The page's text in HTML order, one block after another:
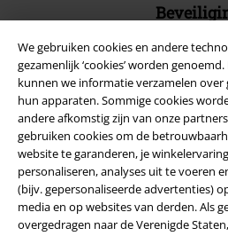
We gebruiken cookies en andere
gezamenlijk ‘cookies’ worden
kunnen we informatie verzamelen over
hun apparaten. Sommige cookies
andere afkomstig zijn van onze
gebruiken cookies om de
website te garanderen, je
personaliseren, analyses uit te voeren
(bijv. gepersonaliseerde advertenties)
media en op websites van derden. Als
overgedragen naar de Verenigde